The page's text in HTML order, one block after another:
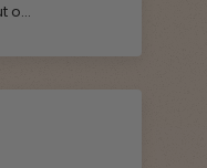
o...